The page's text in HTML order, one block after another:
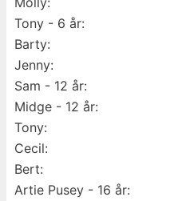
Tony - 6 år:
Barty:
Jenny:
Sam - 12 år:
Midge - 12 år:
Tony:
Cecil:
Bert:
Artie Pusey - 16 år: